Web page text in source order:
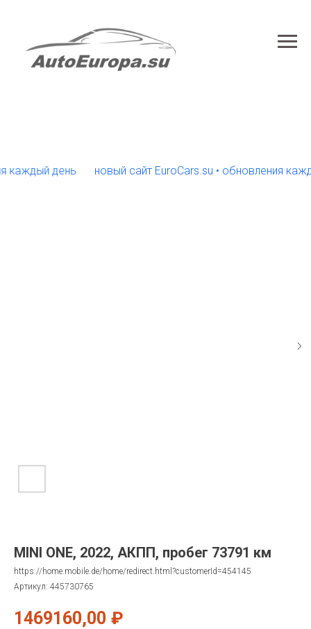
день новый сайт EuroCars.su • обновления каждый
MINI ONE, 2022, АКПП, пробег 73791 км
https://home.mobile.de/home/redirect.html?customerId=454145
Артикул: 445730765
1469160,00 ₽